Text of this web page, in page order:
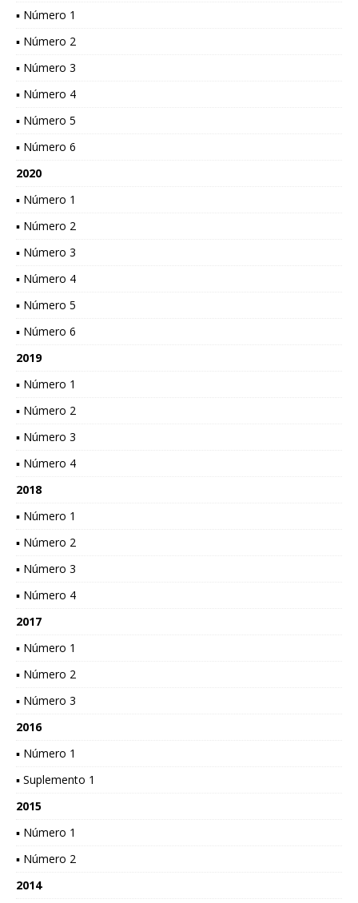
▪ Número 1
▪ Número 2
▪ Número 3
▪ Número 4
▪ Número 5
▪ Número 6
2020
▪ Número 1
▪ Número 2
▪ Número 3
▪ Número 4
▪ Número 5
▪ Número 6
2019
▪ Número 1
▪ Número 2
▪ Número 3
▪ Número 4
2018
▪ Número 1
▪ Número 2
▪ Número 3
▪ Número 4
2017
▪ Número 1
▪ Número 2
▪ Número 3
2016
▪ Número 1
▪ Suplemento 1
2015
▪ Número 1
▪ Número 2
2014